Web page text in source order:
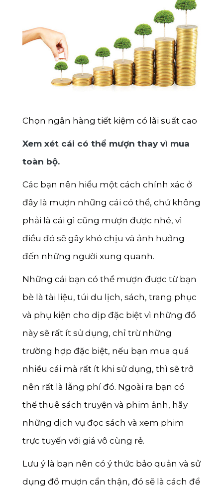
Chọn ngân hàng tiết kiệm có lãi suất cao
Xem xét cái có thể mượn thay vì mua
toàn bộ.
Các bạn nên hiểu một cách chính xác ở
đây là mượn những cái có thể, chứ không
phải là cái gì cũng mượn được nhé, vì
điều đó sẽ gây khó chịu và ảnh hưởng
đến những người xung quanh.
Những cái bạn có thể mượn được từ bạn
bè là tài liệu, túi du lịch, sách, trang phục
và phụ kiện cho dịp đặc biệt vì những đồ
này sẽ rất ít sử dụng, chỉ trừ những
trường hợp đặc biệt, nếu bạn mua quá
nhiều cái mà rất ít khi sử dụng, thì sẽ trở
nên rất là lẵng phí đó. Ngoài ra bạn có
thể thuê sách truyện và phim ảnh, hãy
những dịch vụ đọc sách và xem phim
trực tuyến với giá vô cùng rẻ.
Lưu ý là bạn nên có ý thức bảo quản và sử
dụng đồ mượn cẩn thận, đó sẽ là cách để